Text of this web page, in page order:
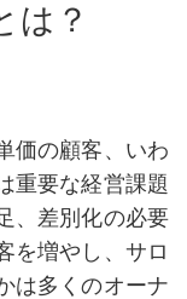
は？
価の顧客、いわ
重要な経営課題
、差別化の必要
を増やし、サロ
は多くのオーナ